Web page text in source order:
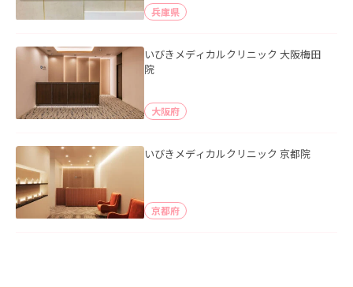
兵庫県
いびきメディカルクリニック 大阪梅田
院
大阪府
いびきメディカルクリニック 京都院
京都府